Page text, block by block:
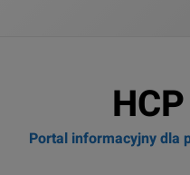
Portal informacyjny dla